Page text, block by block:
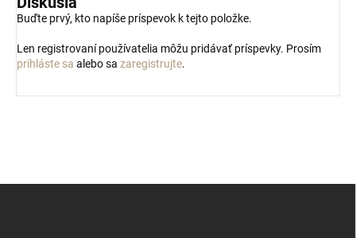
Buďte prvý, kto napíše príspevok k tejto položke.
Len registrovaní používatelia môžu pridávať príspevky. Prosím
prihláste sa alebo sa zaregistrujte.